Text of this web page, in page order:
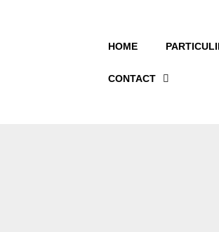
HOME
CONTACT